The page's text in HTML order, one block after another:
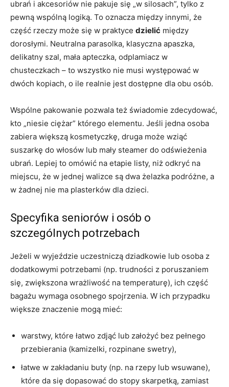
ubrań i akcesoriów nie pakuje się „w silosach”, tylko z
pewną wspólną logiką. To oznacza między innymi, że
część rzeczy może się w praktyce dzielić między
dorosłymi. Neutralna parasolka, klasyczna apaszka,
delikatny szal, mała apteczka, odplamiacz w
chusteczkach – to wszystko nie musi występować w
dwóch kopiach, o ile realnie jest dostępne dla obu osób.
Wspólne pakowanie pozwala też świadomie zdecydować,
kto „niesie ciężar” którego elementu. Jeśli jedna osoba
zabiera większą kosmetyczkę, druga może wziąć
suszarkę do włosów lub mały steamer do odświeżenia
ubrań. Lepiej to omówić na etapie listy, niż odkryć na
miejscu, że w jednej walizce są dwa żelazka podróżne, a
w żadnej nie ma plasterków dla dzieci.
Specyfika seniorów i osób o
szczególnych potrzebach
Jeżeli w wyjeździe uczestniczą dziadkowie lub osoba z
dodatkowymi potrzebami (np. trudności z poruszaniem
się, zwiększona wrażliwość na temperaturę), ich część
bagażu wymaga osobnego spojrzenia. W ich przypadku
większe znaczenie mogą mieć:
warstwy, które łatwo zdjąć lub założyć bez pełnego
przebierania (kamizelki, rozpinane swetry),
ła­twe w zakładaniu buty (np. na rzepy lub wsuwane),
które da się dopasować do stopy skarpetką, zamiast